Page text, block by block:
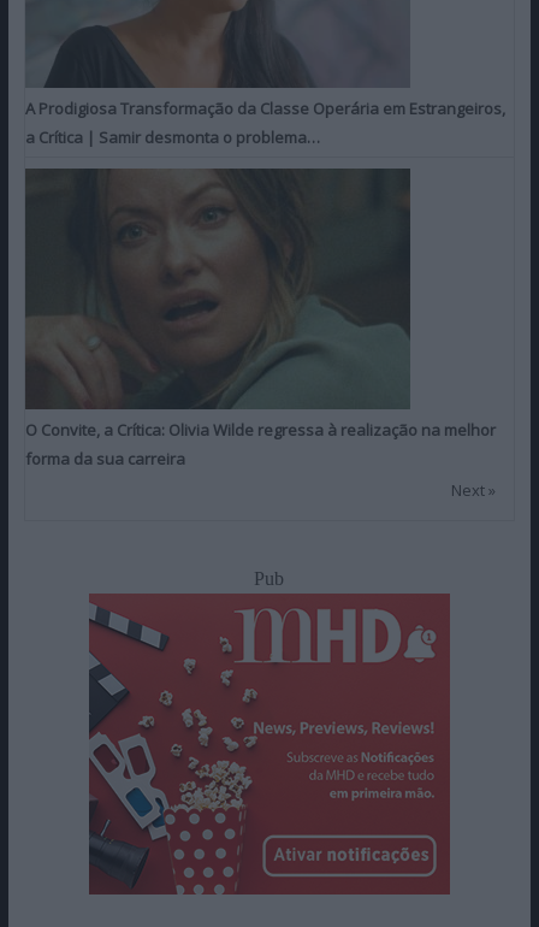
A Prodigiosa Transformação da Classe Operária em Estrangeiros,
a Crítica | Samir desmonta o problema…
O Convite, a Crítica: Olivia Wilde regressa à realização na melhor
forma da sua carreira
Next »
Pub